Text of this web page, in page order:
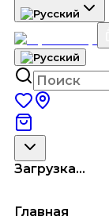
Загрузка...
Главная